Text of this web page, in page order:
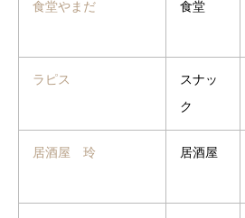
食堂やまだ 食堂
ラピス
スナッ
ク
居酒屋 玲 居酒屋